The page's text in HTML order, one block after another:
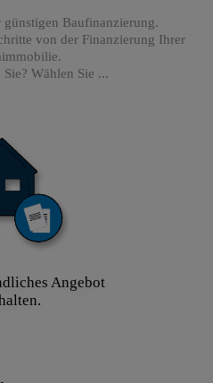
Baufinanzierung.
von der Finanzierung Ihrer
Wählen Sie ...
Angebot